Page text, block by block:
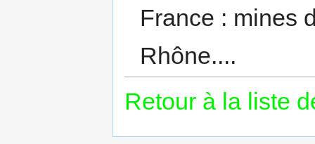
France : mines
Rhône....
Retour à la liste